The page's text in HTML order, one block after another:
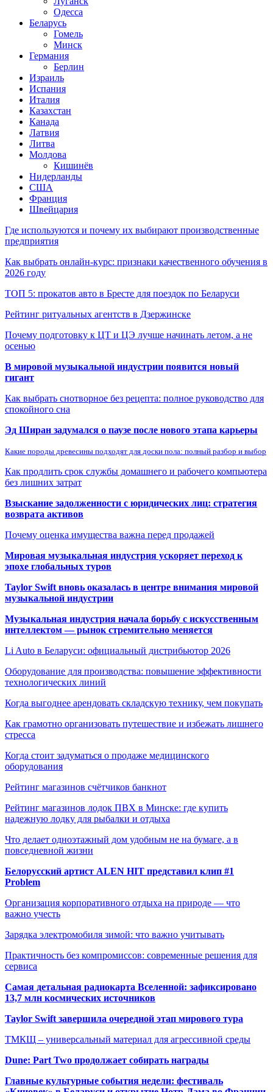
Одесса
Беларусь
Гомель
Минск
Германия
Берлин
Израиль
Испания
Италия
Казахстан
Канада
Латвия
Литва
Молдова
Кишинёв
Нидерланды
США
Франция
Швейцария
Где используются и почему их выбирают производственные
предприятия
Как выбрать онлайн-курс: признаки качественного обучения в
2026 году
ТОП 5: прокатов авто в Бресте для поездок по Беларуси
Рейтинг ритуальных агентств в Дзержинске
Почему подготовку к ЦТ и ЦЭ лучше начинать летом, а не
осенью
В мировой музыкальной индустрии появится новый
гигант
Как выбрать снотворное без рецепта: полное руководство для
спокойного сна
Эд Ширан задумался о паузе после нового этапа карьеры
Какие породы древесины подходят для доски пола: полный разбор и выбор
Как продлить срок службы домашнего и рабочего компьютера
без лишних затрат
Взыскание задолженности с юридических лиц: стратегия
возврата активов
Почему оценка имущества важна перед продажей
Мировая музыкальная индустрия ускоряет переход к
эпохе глобальных туров
Taylor Swift вновь оказалась в центре внимания мировой
музыкальной индустрии
Музыкальная индустрия начала борьбу с искусственным
интеллектом — рынок стремительно меняется
Li Auto в Беларуси: официальный дистрибьютор 2026
Оборудование для производства: повышение эффективности
технологических линий
Когда выгоднее арендовать складскую технику, чем покупать
Как грамотно организовать путешествие и избежать лишнего
стресса
Когда стоит задуматься о продаже медицинского
оборудования
Рейтинг магазинов счётчиков банкнот
Рейтинг магазинов лодок ПВХ в Минске: где купить
надежную лодку для рыбалки и отдыха
Что делает одноэтажный дом удобным не на бумаге, а в
повседневной жизни
Белорусский артист ALEN HIT представил клип #1
Problem
Организация корпоративного отдыха на природе — что
важно учесть
Зарядка электромобиля зимой: что важно учитывать
Практичность без компромиссов: современные решения для
сервиса
Самая детальная радиокарта Вселенной: зафиксировано
13,7 млн космических источников
Taylor Swift завершила очередной этап мирового тура
ТМКЩ – универсальный материал для агрессивной среды
Dune: Part Two продолжает собирать награды
Главные культурные события недели: фестиваль